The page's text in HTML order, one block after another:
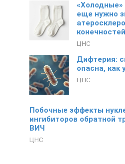
«Холодные»
еще нужно
конечностей
ЦНС
Дифтерия:
опасна, как
ЦНС
Побочные эффекты
ингибиторов обратной
ВИЧ
ЦНС